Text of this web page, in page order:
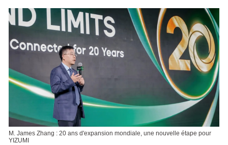
M. James Zhang : 20 ans d'expansion mondiale, une nouvelle étape pour
YIZUMI